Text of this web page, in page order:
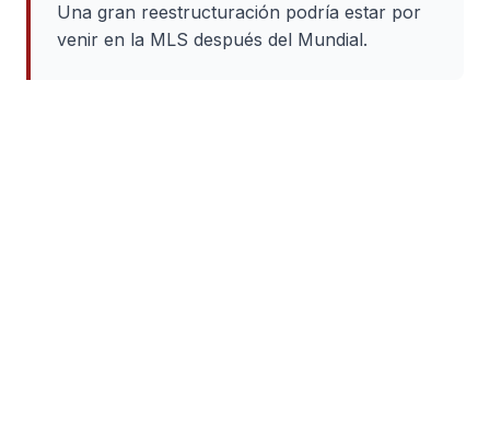
Una gran reestructuración podría estar por
venir en la MLS después del Mundial.